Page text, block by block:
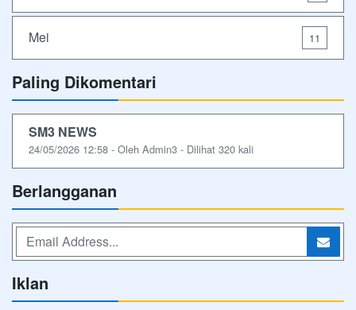
Mei 11
Paling Dikomentari
SM3 NEWS
24/05/2026 12:58 - Oleh Admin3 - Dilihat 320 kali
Berlangganan
Iklan